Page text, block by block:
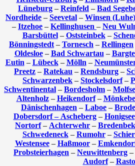
Lüneburg – Reinfeld – Bad
Nordheide – Seevetal – Winsen (Luhe)
– Itzehoe – Kellinghusen – Neu
Barsbüttel– Oststeinbek–
Bönningstedt – Tornesch – Rellingen
Oldesloe– Bad Schwartau –
Eutin – Lübeck– Mölln –
Preetz – Ratekau – Rendsburg –
Schwarzenbek – Stockelsdorf–
Schwentinental – Bordesholm –
Altenholz– Heikendorf–
Dänischenhagen – Laboe –
Dobersdorf – Ascheberg– Honigsee
Nortorf– Achterwehr – Bredenbek
Schwedeneck– Rumohr–
Westensee– Haßmoor–
Probsteierhagen – Neuwittenberg –
Audorf–